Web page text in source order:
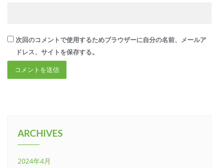
次回のコメントで使用するためブラウザーに自分の名前、メールア
ドレス、サイトを保存する。
ARCHIVES
2024年4月